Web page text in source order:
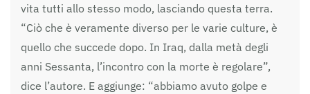
vita tutti allo stesso modo, lasciando questa terra.
“Ciò che è veramente diverso per le varie culture, è
quello che succede dopo. In Iraq, dalla metà degli
anni Sessanta, l’incontro con la morte è regolare”,
dice l’autore. E aggiunge: “abbiamo avuto golpe e